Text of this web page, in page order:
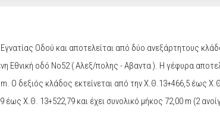
Οδού και αποτελείται από δύο ανεξάρτητους
Εθνική οδό Νο52 ( Αλεξ/πολης - Αβαντα ). Η γέφυρα
Ο δεξιός κλάδος εκτείνεται από την Χ.Θ.13+466,5 έως
Χ.Θ. 13+522,79 και έχει συνολικό μήκος 72,00 m (2